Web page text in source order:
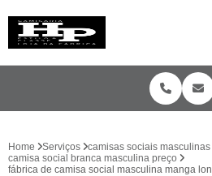
Home Serviços
camisas sociais masculinas
camisa social branca masculina preço
fábrica de camisa social masculina manga